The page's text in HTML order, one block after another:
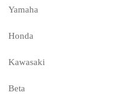
Yamaha
Honda
Kawasaki
Beta